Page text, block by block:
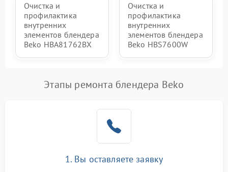
Очистка и
профилактика
внутренних
элементов блендера
Beko HBA81762BX
Очистка и
профилактика
внутренних
элементов блендера
Beko HBS7600W
Этапы ремонта блендера Beko
1. Вы оставляете заявку